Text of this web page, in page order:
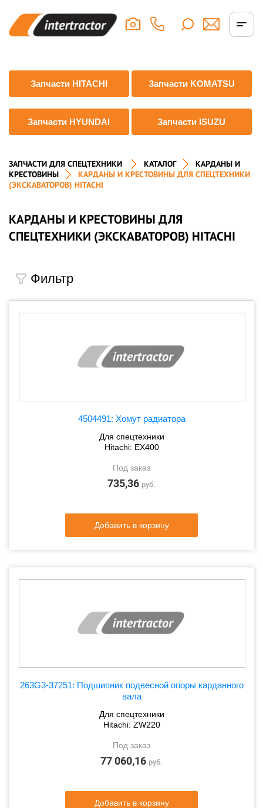
Запчасти HITACHI Запчасти KOMATSU
Запчасти HYUNDAI Запчасти ISUZU
ЗАПЧАСТИ ДЛЯ СПЕЦТЕХНИКИ КАТАЛОГ
КАРДАНЫ И
КРЕСТОВИНЫ
КАРДАНЫ И КРЕСТОВИНЫ ДЛЯ СПЕЦТЕХНИКИ
(ЭКСКАВАТОРОВ) HITACHI
КАРДАНЫ И КРЕСТОВИНЫ ДЛЯ
СПЕЦТЕХНИКИ (ЭКСКАВАТОРОВ) HITACHI
Фильтр
4504491: Хомут радиатора
Для спецтехники
Hitachi: EX400
Под заказ
735,36 руб.
Добавить в корзину
263G3-37251: Подшипник подвесной опоры карданного
вала
Для спецтехники
Hitachi: ZW220
Под заказ
77 060,16 руб.
Добавить в корзину